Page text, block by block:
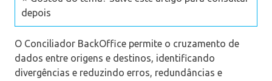
depois
O Conciliador BackOffice permite o cruzamento de
dados entre origens e destinos, identificando
divergências e reduzindo erros, redundâncias e